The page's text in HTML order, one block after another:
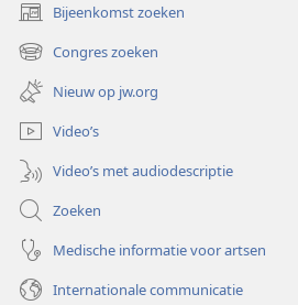
Bijeenkomst zoeken
(opent
nieuw
venster)
Congres zoeken
(opent
nieuw
venster)
Nieuw op jw.org
Video’s
Video’s met audiodescriptie
Zoeken
Medische informatie voor artsen
Internationale communicatie